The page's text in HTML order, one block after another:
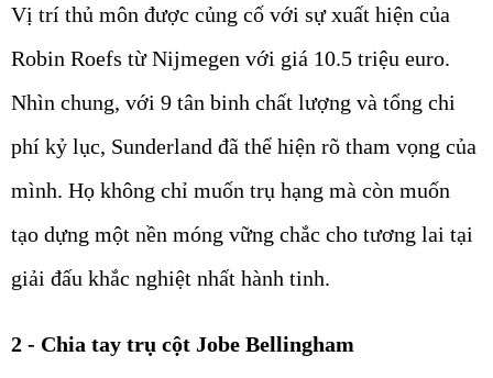
Vị trí thủ môn được củng cố với sự xuất hiện của
Robin Roefs từ Nijmegen với giá 10.5 triệu euro.
Nhìn chung, với 9 tân binh chất lượng và tổng chi
phí kỷ lục, Sunderland đã thể hiện rõ tham vọng của
mình. Họ không chỉ muốn trụ hạng mà còn muốn
tạo dựng một nền móng vững chắc cho tương lai tại
giải đấu khắc nghiệt nhất hành tinh.
2 - Chia tay trụ cột Jobe Bellingham